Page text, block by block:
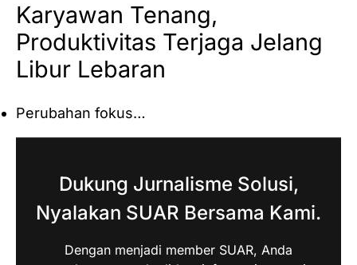
Karyawan Tenang,
Produktivitas Terjaga Jelang
Libur Lebaran
Perubahan fokus…
Dukung Jurnalisme Solusi,
Nyalakan SUAR Bersama Kami.
Dengan menjadi member SUAR, Anda